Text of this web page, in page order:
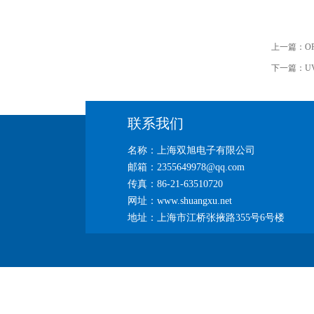
上一篇：
下一篇：
联系我们
名称：上海双旭电子有限公司
邮箱：2355649978@qq.com
传真：86-21-63510720
网址：www.shuangxu.net
地址：上海市江桥张掖路355号6号楼